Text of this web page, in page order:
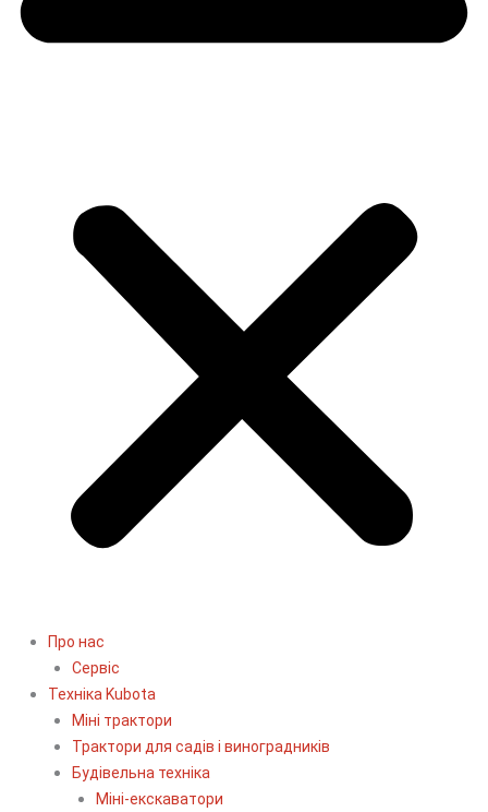
Про нас
Сервіс
Технiка Kubota
Міні трактори
Трактори для садів і виноградників
Будівельна техніка
Міні-екскаватори